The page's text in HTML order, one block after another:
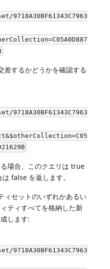
差するかどうかを確認する
場合、このクエリは true
false を返します。
ィセットのいずれかあるい
ティすべてを格納した新
します: